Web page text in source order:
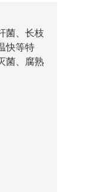
菌、长枝
快等特
菌、腐熟